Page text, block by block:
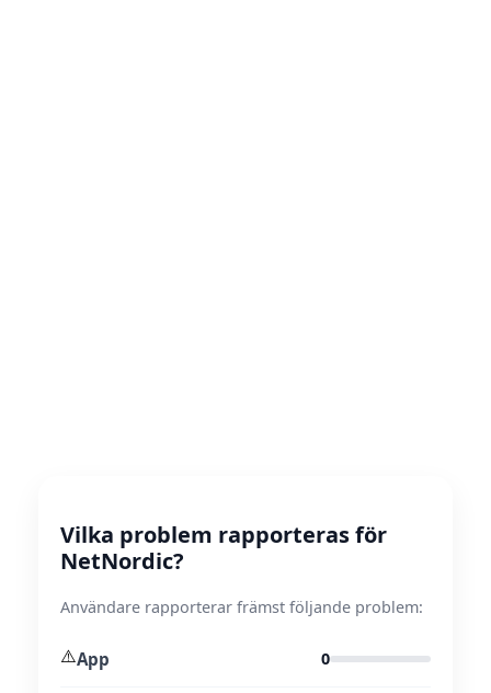
Vilka problem rapporteras för
NetNordic?
Användare rapporterar främst följande problem:
⚠️App 0